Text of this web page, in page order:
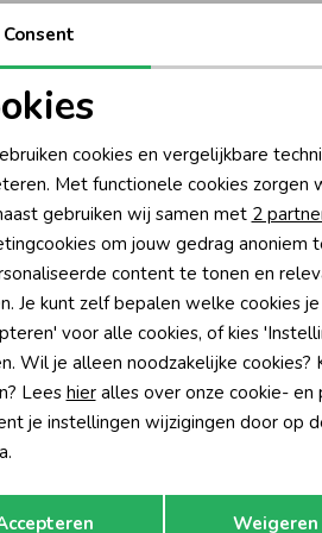
cookies
cookies
Terug
Consent
cookies en vergelijkbare
Met functionele cookies
gebruiken wij samen met 2
om jouw gedrag anoniem
content te tonen en
Je kunt zelf bepalen welke cookies
voor alle cookies, of kies
Wil je alleen noodzakelijke cookies?
Lees hieralles over onze cookie- en
je instellingen wijzigingen door op
Weigeren